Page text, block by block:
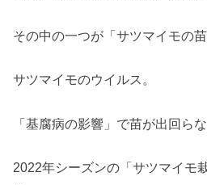
その中の一つが「サツマイモの苗
サツマイモのウイルス。
「基腐病の影響」で苗が出回らな
2022年シーズンの「サツマイモ